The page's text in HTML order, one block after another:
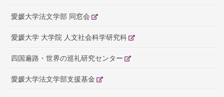
愛媛大学法文学部 同窓会
愛媛大学 大学院 人文社会科学研究科
四国遍路・世界の巡礼研究センター
愛媛大学法文学部支援基金